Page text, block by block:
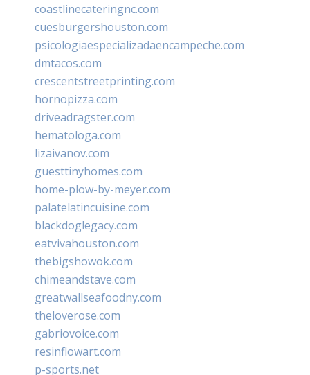
coastlinecateringnc.com
cuesburgershouston.com
psicologiaespecializadaencampeche.com
dmtacos.com
crescentstreetprinting.com
hornopizza.com
driveadragster.com
hematologa.com
lizaivanov.com
guesttinyhomes.com
home-plow-by-meyer.com
palatelatincuisine.com
blackdoglegacy.com
eatvivahouston.com
thebigshowok.com
chimeandstave.com
greatwallseafoodny.com
theloverose.com
gabriovoice.com
resinflowart.com
p-sports.net